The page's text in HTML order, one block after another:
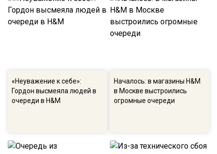
«Неуважение к себе»:
Гордон высмеяла людей в
очереди в H&M
Началось: в магазины H&M
в Москве выстроились
огромные очереди